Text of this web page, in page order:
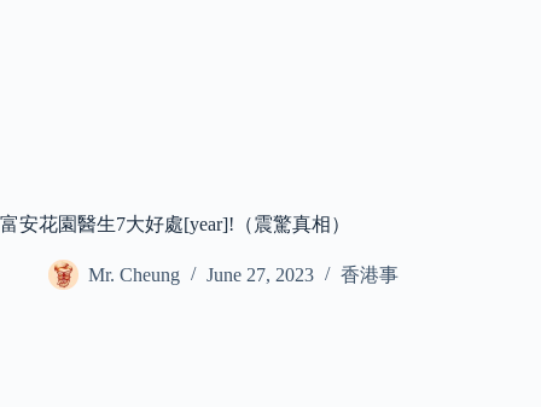
富安花園醫生7大好處[year]!（震驚真相）
Mr. Cheung June 27, 2023 香港事